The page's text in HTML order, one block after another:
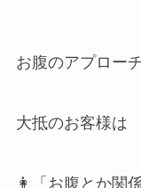
お腹のアプローチ
大抵のお客様は
👩「お腹とか関